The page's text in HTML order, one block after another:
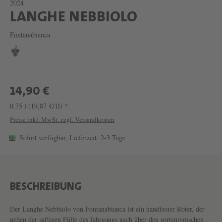
2024
LANGHE NEBBIOLO
B
Fontanabianca
14,90 €
0.75 l (19,87 €/1l) *
Preise inkl. MwSt. zzgl. Versandkosten
Sofort verfügbar, Lieferzeit: 2-3 Tage
BESCHREIBUNG
Der Langhe Nebbiolo von Fontanabianca ist ein handfester Roter, der
neben der saftigen Fülle des Jahrgangs auch über den sortentypischen